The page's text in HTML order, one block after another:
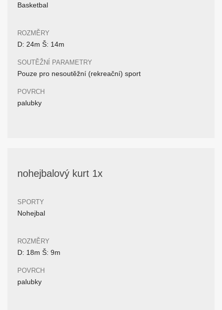
Basketbal
ROZMĚRY
D: 24m Š: 14m
SOUTĚŽNÍ PARAMETRY
Pouze pro nesoutěžní (rekreační) sport
POVRCH
palubky
nohejbalový kurt 1x
SPORTY
Nohejbal
ROZMĚRY
D: 18m Š: 9m
POVRCH
palubky